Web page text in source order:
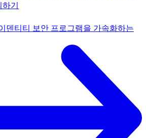
기
덴티티 보안 프로그램을 가속화하는